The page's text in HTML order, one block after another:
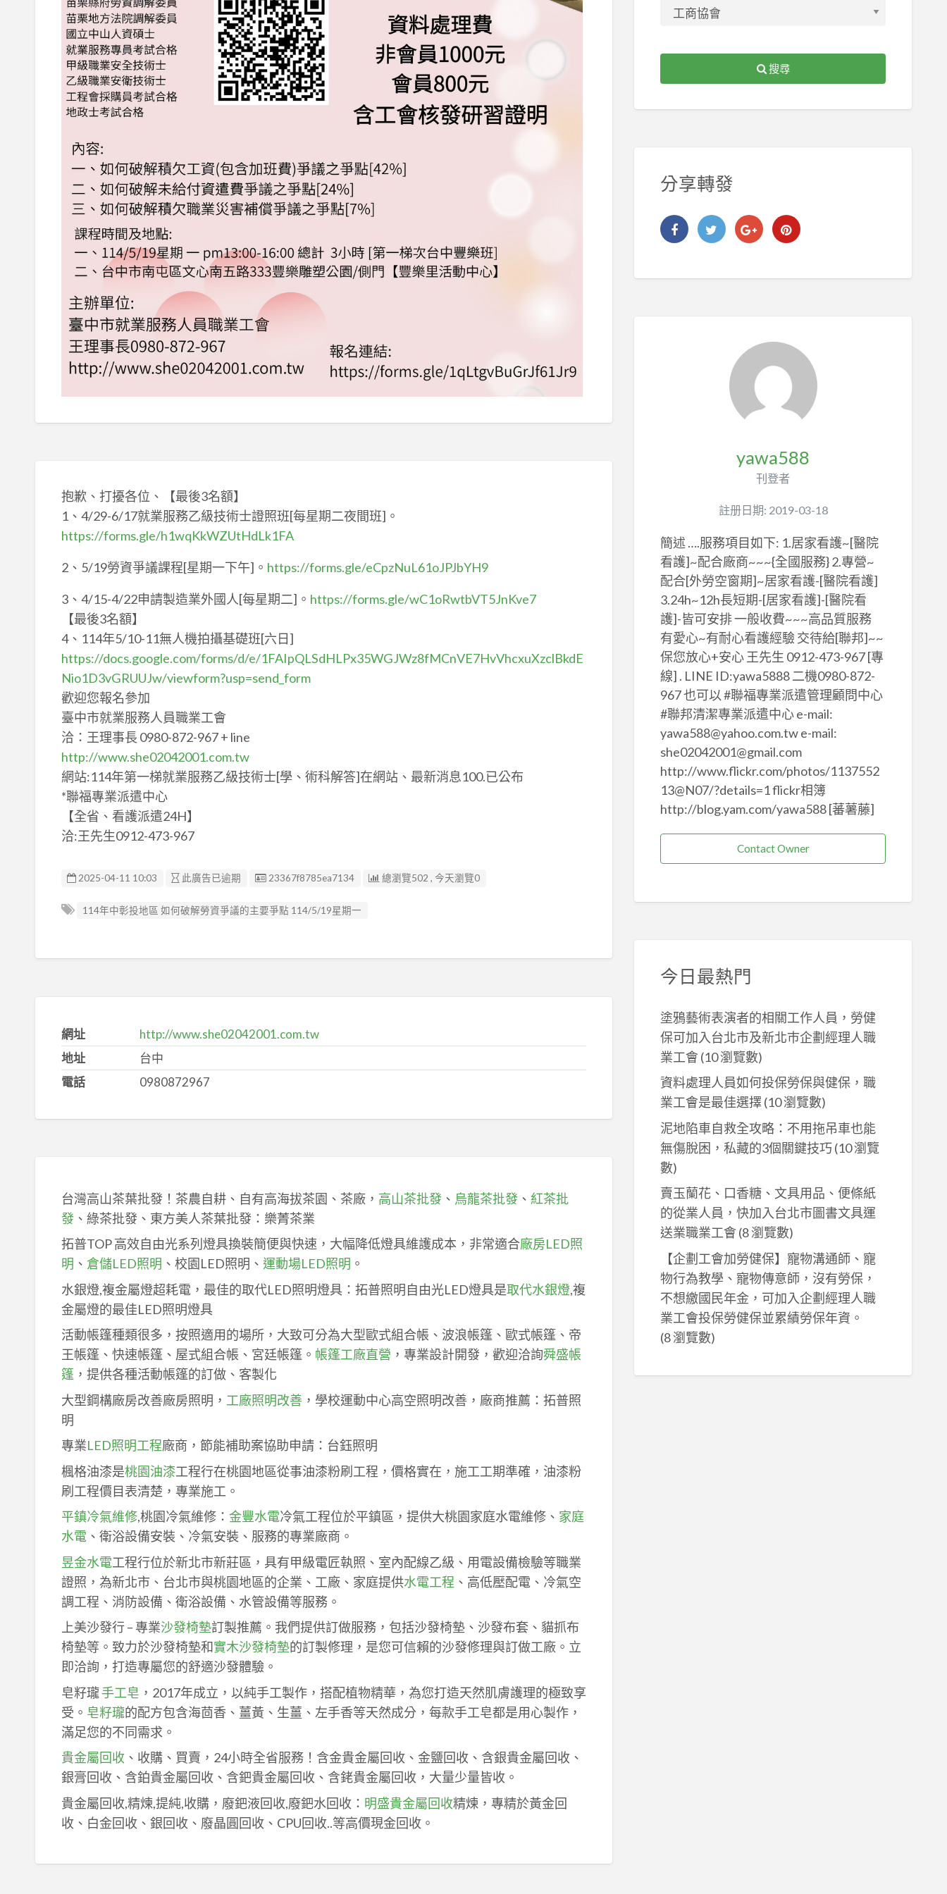
抱歉、打擾各位、【最後3名額】
1、4/29-6/17就業服務乙級技術士證照班[每星期二夜間班]。
https://forms.gle/h1wqKkWZUtHdLk1FA
2、5/19勞資爭議課程[星期一下午]。 https://forms.gle/eCpzNuL61oJPJbYH9
3、4/15-4/22申請製造業外國人[每星期二]。 https://forms.gle/wC1oRwtbVT5JnKve7
【最後3名額】
4、114年5/10-11無人機拍攝基礎班[六日]
https://docs.google.com/forms/d/e/1FAIpQLSdHLPx35WGJWz8fMCnVE7HvVhcxuXzclBkdE
Nio1D3vGRUUJw/viewform?usp=send_form
歡迎您報名參加
臺中市就業服務人員職業工會
洽：王理事長 0980-872-967 + line
http://www.she02042001.com.tw
網站:114年第一梯就業服務乙級技術士[學、術科解答]在網站、最新消息100.已公布
*聯福專業派遣中心
【全省、看護派遣24H】
洽:王先生0912-473-967
2025-04-11 10:03 此廣告已逾期 廣告编號
23367f8785ea7134 總瀏覽502 , 今天瀏覽0
114年中彰投地區 如何破解勞資爭議的主要爭點 114/5/19星期一
網址
http://www.she02042001.com.tw
地址
台中
電話
0980872967
台灣高山茶葉批發！茶農自耕、自有高海拔茶園、茶廠， 高山茶批發、 烏龍茶批發、 紅茶批
發、綠茶批發、東方美人茶葉批發：樂菁茶業
拓普TOP 高效自由光系列燈具換裝簡便與快速，大幅降低燈具維護成本，非常適合廠房LED照
明 、 倉儲LED照明 、校園LED照明、 運動場LED照明 。
水銀燈,複金屬燈超耗電，最佳的取代LED照明燈具：拓普照明自由光LED燈具是取代水銀燈,複
金屬燈的最佳LED照明燈具
活動帳篷種類很多，按照適用的場所，大致可分為大型歐式組合帳、波浪帳篷、歐式帳篷、帝
王帳篷、快速帳篷、屋式組合帳、宮廷帳篷。 帳篷工廠直營 ，專業設計開發，歡迎洽詢舜盛帳
篷，提供各種活動帳篷的訂做、客製化
大型鋼構廠房改善廠房照明， 工廠照明改善，學校運動中心高空照明改善，廠商推薦：拓普照
明
專業LED照明工程廠商，節能補助案協助申請：台鈺照明
楓格油漆是桃園油漆工程行在桃園地區從事油漆粉刷工程，價格實在，施工工期準確，油漆粉
刷工程價目表清楚，專業施工。
平鎮冷氣維修,桃園冷氣維修： 金豐水電冷氣工程位於平鎮區，提供大桃園家庭水電維修、 家庭
水電、衛浴設備安裝、冷氣安裝、服務的專業廠商。
昱金水電工程行位於新北市新莊區，具有甲級電匠執照、室內配線乙級、用電設備檢驗等職業
證照，為新北市、台北市與桃園地區的企業、工廠、家庭提供水電工程 、高低壓配電、冷氣空
調工程、消防設備、衛浴設備、水管設備等服務。
上美沙發行 – 專業沙發椅墊訂製推薦。我們提供訂做服務，包括沙發椅墊、沙發布套、貓抓布
椅墊等。致力於沙發椅墊和實木沙發椅墊的訂製修理，是您可信賴的沙發修理與訂做工廠。立
即洽詢，打造專屬您的舒適沙發體驗。
皂籽瓏手工皂 ，2017年成立，以純手工製作，搭配植物精華，為您打造天然肌膚護理的極致享
受。 皂籽瓏的配方包含海茴香、薑黃、生薑、左手香等天然成分，每款手工皂都是用心製作，
滿足您的不同需求。
貴金屬回收、收購、買賣，24小時全省服務！含金貴金屬回收、金鹽回收、含銀貴金屬回收、
銀膏回收、含鉑貴金屬回收、含鈀貴金屬回收、含銠貴金屬回收，大量少量皆收。
貴金屬回收,精煉,提純,收購，廢鈀液回收,廢鈀水回收： 明盛貴金屬回收精煉，專精於黃金回
收、白金回收、銀回收、廢晶圓回收、CPU回收..等高價現金回收。
搜尋
分享轉發
yawa588
刊登者
註册日期: 2019-03-18
簡述 ….服務項目如下: 1.居家看護~[醫院
看護]~配合廠商~~~{全國服務} 2.專營~
配合[外勞空窗期]~居家看護-[醫院看護]
3.24h~12h長短期-[居家看護]-[醫院看
護]-皆可安排 一般收費~~~高品質服務
有愛心~有耐心看護經驗 交待給[聯邦]~~
保您放心+安心 王先生 0912-473-967 [專
線] . LINE ID:yawa5888 二機0980-872-
967 也可以 #聯福專業派遣管理顧問中心
#聯邦清潔專業派遣中心 e-mail:
yawa588@yahoo.com.tw e-mail:
she02042001@gmail.com
http://www.flickr.com/photos/1137552
13@N07/?details=1 flickr相簿
http://blog.yam.com/yawa588 [蕃薯藤]
Contact Owner
今日最熱門
塗鴉藝術表演者的相關工作人員，勞健
保可加入台北市及新北巿企劃經理人職
業工會 (10 瀏覽數)
資料處理人員如何投保勞保與健保，職
業工會是最佳選擇(10 瀏覽數)
泥地陷車自救全攻略：不用拖吊車也能
無傷脫困，私藏的3個關鍵技巧(10 瀏覽
數)
賣玉蘭花、口香糖、文具用品、便條紙
的從業人員，快加入台北市圖書文具運
送業職業工會 (8 瀏覽數)
【企劃工會加勞健保】寵物溝通師、寵
物行為教學、寵物傳意師，沒有勞保，
不想繳國民年金，可加入企劃經理人職
業工會投保勞健保並累績勞保年資。
(8 瀏覽數)